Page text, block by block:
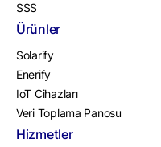
SSS
Ürünler
Solarify
Enerify
IoT Cihazları
Veri Toplama Panosu
Hizmetler